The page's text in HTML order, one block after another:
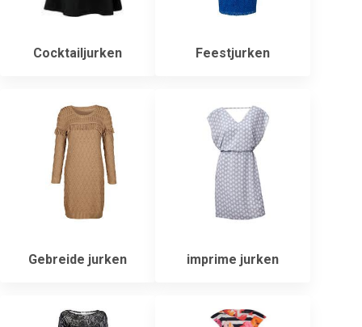
Cocktailjurken Feestjurken
Gebreide jurken imprime jurken